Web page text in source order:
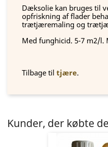
Dæksolie kan bruges til
opfriskning af flader
trætjæremaling og
Med funghicid. 5-7 m2/l.
Tilbage til tjære.
Kunder, der købte